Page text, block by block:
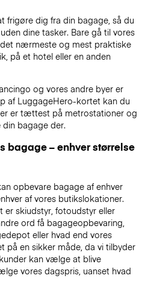
frigøre dig fra din bagage, så du
dine tasker. Bare gå til vores
nærmeste og mest praktiske
på et hotel eller en anden
og vores andre byer er
af LuggageHero-kortet kan du
er tættest på metrostationer og
bagage der.
bagage – enhver størrelse
opbevare bagage af enhver
af vores butikslokationer.
er skiudstyr, fotoudstyr eller
ord få bagageopbevaring,
eller hvad end vores
på en sikker måde, da vi tilbyder
kan vælge at blive
vores dagspris, uanset hvad